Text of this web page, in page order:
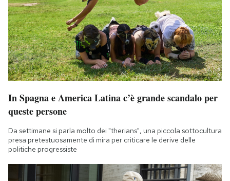
In Spagna e America Latina c’è grande scandalo per
queste persone
Da settimane si parla molto dei "therians", una piccola sottocultura
presa pretestuosamente di mira per criticare le derive delle
politiche progressiste